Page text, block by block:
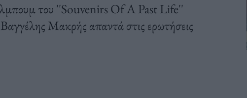
του ''Souvenirs Of A Past Life''
Μακρής απαντά στις ερωτήσεις